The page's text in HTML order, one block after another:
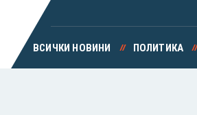
ВСИЧКИ НОВИНИ ПОЛИТИКА